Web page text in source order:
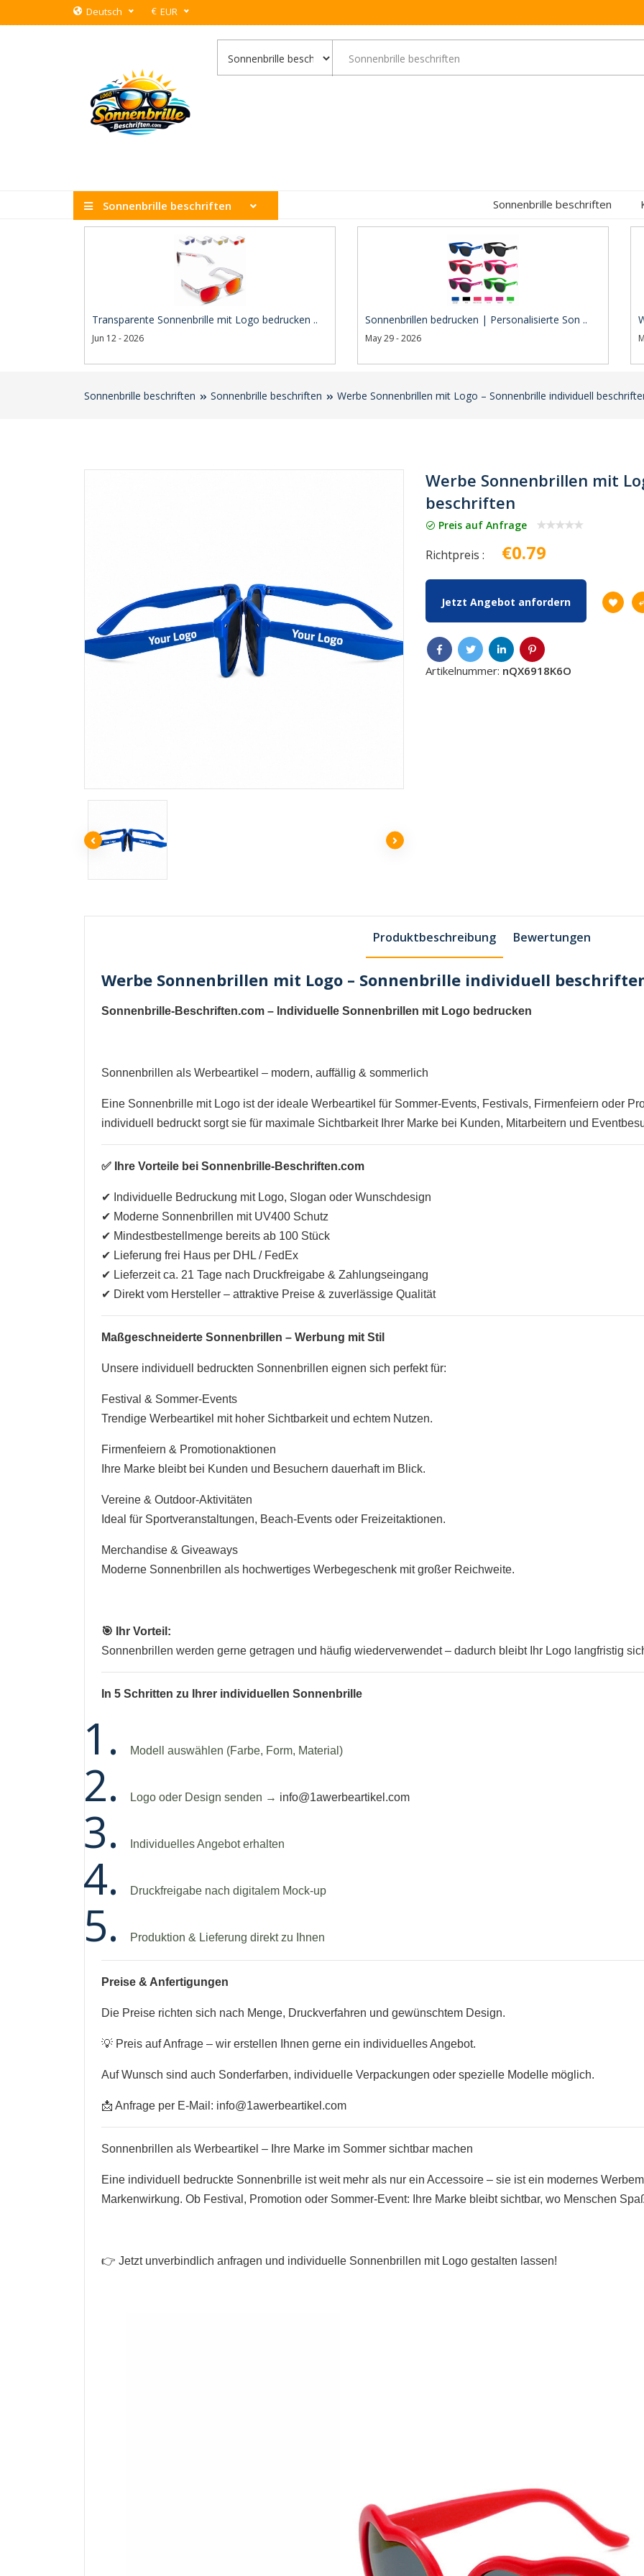
Deutsch € EUR
Sonnenbrille beschriften Sonnenbrille beschriften
Transparente Sonnenbrille mit Logo bedrucken ..
Jun 12 - 2026
Sonnenbrillen bedrucken | Personalisierte Son ..
May 29 - 2026
Sonnenbrille beschriften Sonnenbrille beschriften Werbe Sonnenbrillen mit Logo – Sonnenbrille individuell
Werbe Sonnenbrillen mit
beschriften
Preis auf Anfrage
Richtpreis : €0.79
Jetzt Angebot anfordern
Artikelnummer: nQX6918K6O
Produktbeschreibung Bewertungen
Werbe Sonnenbrillen mit Logo – Sonnenbrille individuell
Sonnenbrille-Beschriften.com – Individuelle Sonnenbrillen mit Logo bedrucken
Sonnenbrillen als Werbeartikel – modern, auffällig & sommerlich
Eine Sonnenbrille mit Logo ist der ideale Werbeartikel für Sommer-Events, Festivals, Firmenfeiern oder
individuell bedruckt sorgt sie für maximale Sichtbarkeit Ihrer Marke bei Kunden, Mitarbeitern und
✅ Ihre Vorteile bei Sonnenbrille-Beschriften.com
✔ Individuelle Bedruckung mit Logo, Slogan oder Wunschdesign
✔ Moderne Sonnenbrillen mit UV400 Schutz
✔ Mindestbestellmenge bereits ab 100 Stück
✔ Lieferung frei Haus per DHL / FedEx
✔ Lieferzeit ca. 21 Tage nach Druckfreigabe & Zahlungseingang
✔ Direkt vom Hersteller – attraktive Preise & zuverlässige Qualität
Maßgeschneiderte Sonnenbrillen – Werbung mit Stil
Unsere individuell bedruckten Sonnenbrillen eignen sich perfekt für:
Festival & Sommer-Events
Trendige Werbeartikel mit hoher Sichtbarkeit und echtem Nutzen.
Firmenfeiern & Promotionaktionen
Ihre Marke bleibt bei Kunden und Besuchern dauerhaft im Blick.
Vereine & Outdoor-Aktivitäten
Ideal für Sportveranstaltungen, Beach-Events oder Freizeitaktionen.
Merchandise & Giveaways
Moderne Sonnenbrillen als hochwertiges Werbegeschenk mit großer Reichweite.
🎯 Ihr Vorteil:
Sonnenbrillen werden gerne getragen und häufig wiederverwendet – dadurch bleibt Ihr Logo langfristig
In 5 Schritten zu Ihrer individuellen Sonnenbrille
Modell auswählen (Farbe, Form, Material)
Logo oder Design senden → info@1awerbeartikel.com
Individuelles Angebot erhalten
Druckfreigabe nach digitalem Mock-up
Produktion & Lieferung direkt zu Ihnen
Preise & Anfertigungen
Die Preise richten sich nach Menge, Druckverfahren und gewünschtem Design.
💡 Preis auf Anfrage – wir erstellen Ihnen gerne ein individuelles Angebot.
Auf Wunsch sind auch Sonderfarben, individuelle Verpackungen oder spezielle Modelle möglich.
📩 Anfrage per E-Mail: info@1awerbeartikel.com
Sonnenbrillen als Werbeartikel – Ihre Marke im Sommer sichtbar machen
Eine individuell bedruckte Sonnenbrille ist weit mehr als nur ein Accessoire – sie ist ein modernes
Markenwirkung. Ob Festival, Promotion oder Sommer-Event: Ihre Marke bleibt sichtbar, wo Menschen
👉 Jetzt unverbindlich anfragen und individuelle Sonnenbrillen mit Logo gestalten lassen!